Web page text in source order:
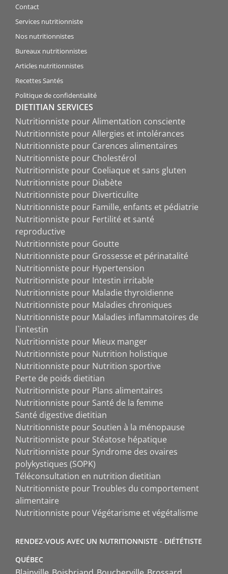
Contact
Services nutritionniste
Nos nutritionnistes
Bureaux nutritionnistes
Articles nutritionnistes
Recettes Santés
Politique de confidentialité
DIETITIAN SERVICES
Nutritionniste pour Alimentation consciente
Nutritionniste pour Allergies et intolérances
Nutritionniste pour Carences alimentaires
Nutritionniste pour Cholestérol
Nutritionniste pour Coeliaque et sans gluten
Nutritionniste pour Diabète
Nutritionniste pour Diverticulite
Nutritionniste pour Famille, enfants et pédiatrie
Nutritionniste pour Fertilité et santé
reproductive
Nutritionniste pour Goutte
Nutritionniste pour Grossesse et périnatalité
Nutritionniste pour Hypertension
Nutritionniste pour Intestin irritable
Nutritionniste pour Maladie thyroïdienne
Nutritionniste pour Maladies chroniques
Nutritionniste pour Maladies inflammatoires de
l`intestin
Nutritionniste pour Mieux manger
Nutritionniste pour Nutrition holistique
Nutritionniste pour Nutrition sportive
Perte de poids dietitian
Nutritionniste pour Plans alimentaires
Nutritionniste pour Santé de la femme
Santé digestive dietitian
Nutritionniste pour Soutien à la ménopause
Nutritionniste pour Stéatose hépatique
Nutritionniste pour Syndrome des ovaires
polykystiques (SOPK)
Téléconsultation en nutrition dietitian
Nutritionniste pour Troubles du comportement
alimentaire
Nutritionniste pour Végétarisme et végétalisme
RENDEZ-VOUS AVEC UN NUTRITIONNISTE - DIÉTÉTISTE
QUÉBEC